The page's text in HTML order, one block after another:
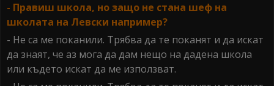
- Правиш школа, но защо не стана шеф на
школата на Левски например?
- Не са ме поканили. Трябва да те поканят и да искат
да знаят, че аз мога да дам нещо на дадена школа
или където искат да ме използват.